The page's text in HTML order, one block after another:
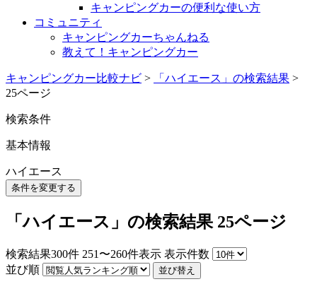
キャンピングカーの便利な使い方
コミュニティ
キャンピングカーちゃんねる
教えて！キャンピングカー
キャンピングカー比較ナビ > 「ハイエース」の検索結果 >
25ページ
検索条件
基本情報
ハイエース
条件を変更する
「ハイエース」の検索結果 25ページ
検索結果300件 251〜260件表示 表示件数
並び順
並び替え